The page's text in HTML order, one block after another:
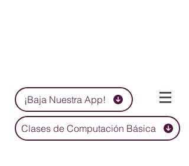
¡Baja Nuestra App!
Clases de Computación Básica